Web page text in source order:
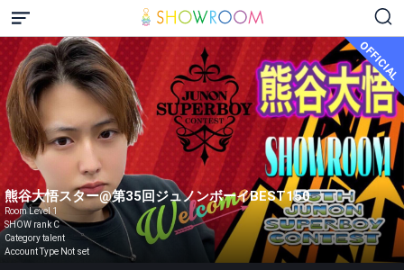
OFFICIAL
熊谷大悟スター@第35回ジュノンボーイBEST150
Room Level 1
SHOW rank C
Category talent
Account Type Not set